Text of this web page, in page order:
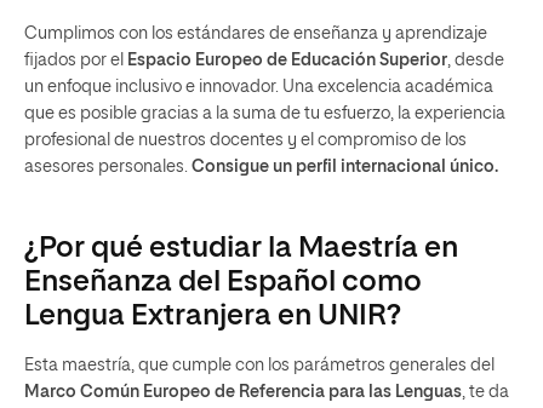
Cumplimos con los estándares de enseñanza y aprendizaje
fijados por el Espacio Europeo de Educación Superior, desde
un enfoque inclusivo e innovador. Una excelencia académica
que es posible gracias a la suma de tu esfuerzo, la experiencia
profesional de nuestros docentes y el compromiso de los
asesores personales. Consigue un perfil internacional único.
¿Por qué estudiar la Maestría en
Enseñanza del Español como
Lengua Extranjera en UNIR?
Esta maestría, que cumple con los parámetros generales del
Marco Común Europeo de Referencia para las Lenguas, te da